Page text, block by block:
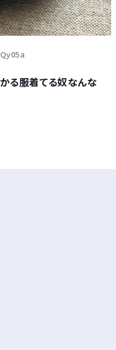
る服着てる奴なんな